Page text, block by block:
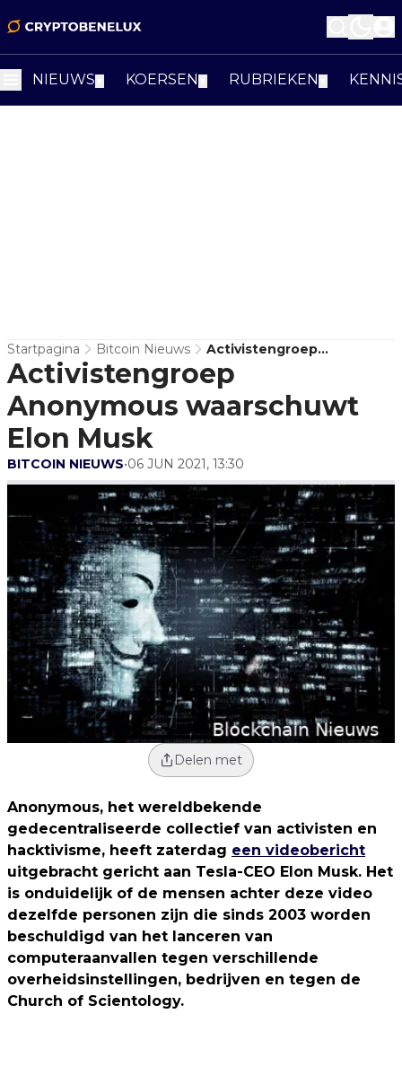
NIEUWS KOERSEN RUBRIEKEN
Startpagina Bitcoin Nieuws
Activistengroep
Anonymous Waarschuwt
Elon Musk
Activistengroep
Anonymous waarschuwt
Elon Musk
BITCOIN NIEUWS•06 JUN 2021, 13:30
Delen met
Anonymous, het wereldbekende
gedecentraliseerde collectief van activisten en
hacktivisme, heeft zaterdag een videobericht
uitgebracht gericht aan Tesla-CEO Elon Musk. Het
is onduidelijk of de mensen achter deze video
dezelfde personen zijn die sinds 2003 worden
beschuldigd van het lanceren van
computeraanvallen tegen verschillende
overheidsinstellingen, bedrijven en tegen de
Church of Scientology.